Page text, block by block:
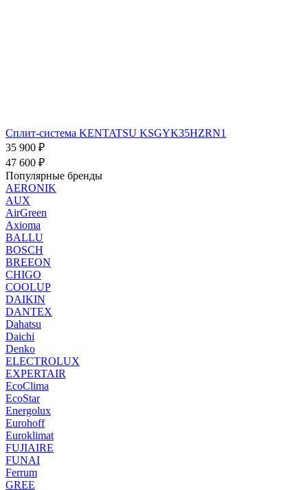
Сплит-система KENTATSU KSGYK35HZRN1
35 900 ₽
47 600 ₽
Популярные бренды
AERONIK
AUX
AirGreen
Axioma
BALLU
BOSCH
BREEON
CHIGO
COOLUP
DAIKIN
DANTEX
Dahatsu
Daichi
Denko
ELECTROLUX
EXPERTAIR
EcoClima
EcoStar
Energolux
Eurohoff
Euroklimat
FUJIAIRE
FUNAI
Ferrum
GREE